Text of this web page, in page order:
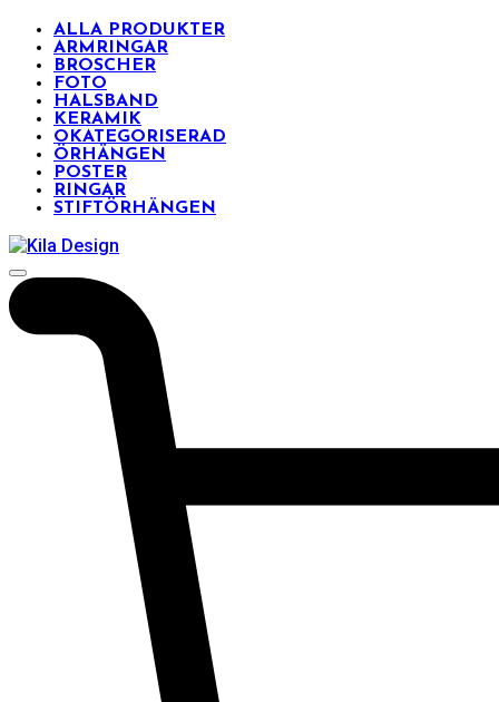
ALLA PRODUKTER
ARMRINGAR
BROSCHER
FOTO
HALSBAND
KERAMIK
OKATEGORISERAD
ÖRHÄNGEN
POSTER
RINGAR
STIFTÖRHÄNGEN